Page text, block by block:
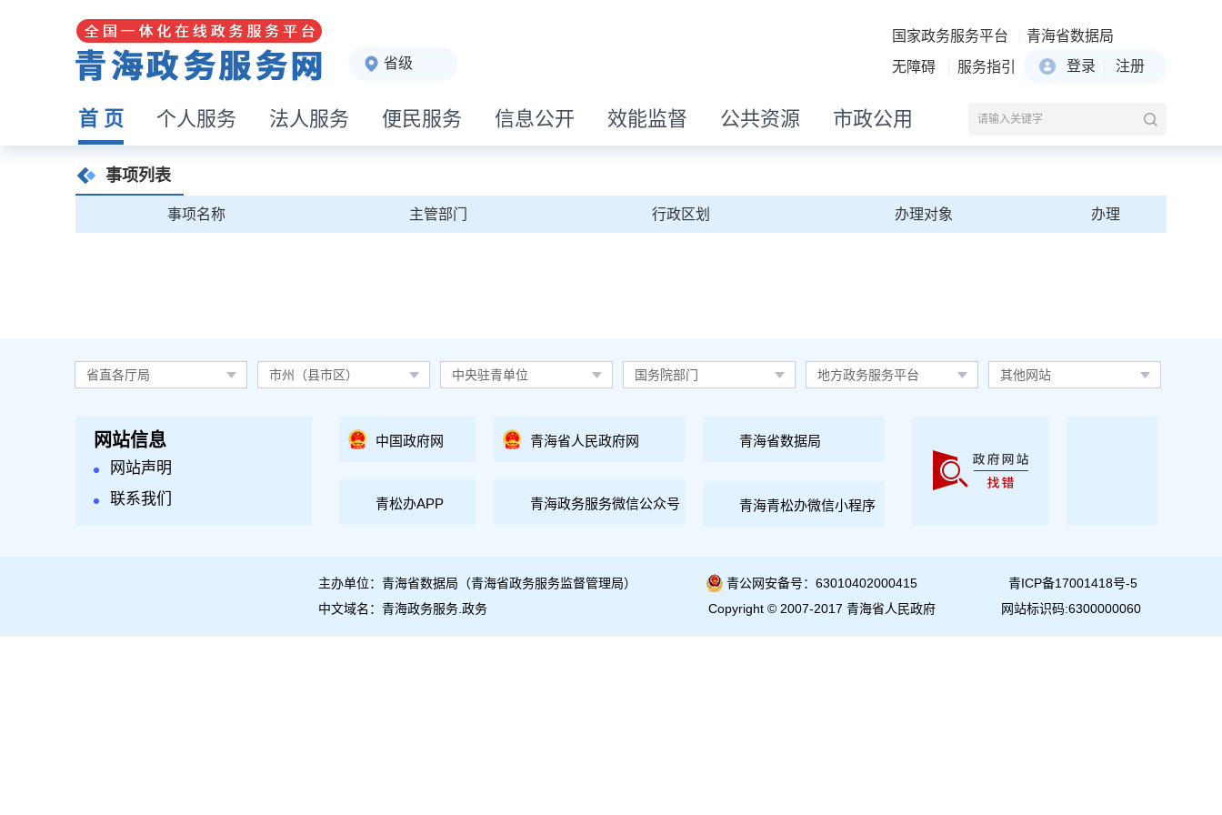
省级
国家政务服务平台
青海省数据局
无障碍
服务指引 登录 注册
首 页 个人服务 法人服务 便民服务 信息公开 效能监督 公共资源 市政公用
事项列表
事项名称 主管部门 行政区划 办理对象 办理
省直各厅局 市州（县市区） 中央驻青单位 国务院部门 地方政务服务平台 其他网站
网站信息
网站声明
联系我们
中国政府网
青松办APP
青海省人民政府网
青海政务服务微信公众号
青海省数据局
青海青松办微信小程序
主办单位：青海省数据局（青海省政务服务监督管理局） 青公网安备号：63010402000415
青ICP备17001418号-5
中文域名：青海政务服务.政务
Copyright © 2007-2017 青海省人民政府 网站标识码:6300000060